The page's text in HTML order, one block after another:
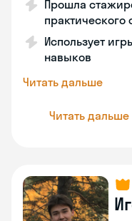
Прошла
практического
Использует
навыков
Читать дальше
Читать дальше